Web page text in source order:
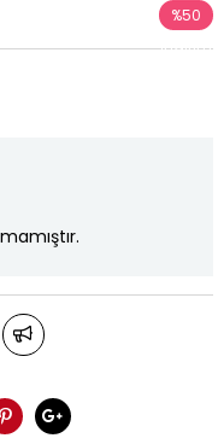
%50
İndirim